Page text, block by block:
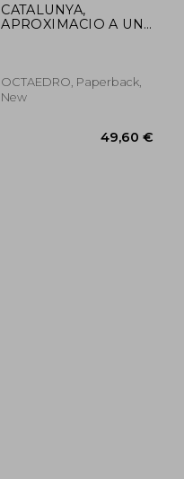
CATALUNYA,
APROXIMACIO A UN
OCTAEDRO, Paperback,
New